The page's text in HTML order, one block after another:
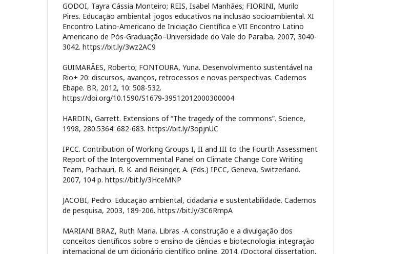
GODOI, Tayra Cássia Monteiro; REIS, Isabel Manhães; FIORINI, Murilo
Pires. Educação ambiental: jogos educativos na inclusão socioambiental. XI
Encontro Latino-Americano de Iniciação Científica e VII Encontro Latino
Americano de Pós-Graduação–Universidade do Vale do Paraíba, 2007, 3040-
3042. https://bit.ly/3wz2AC9
GUIMARÃES, Roberto; FONTOURA, Yuna. Desenvolvimento sustentável na
Rio+ 20: discursos, avanços, retrocessos e novas perspectivas. Cadernos
Ebape. BR, 2012, 10: 508-532.
https://doi.org/10.1590/S1679-39512012000300004
HARDIN, Garrett. Extensions of “The tragedy of the commons”. Science,
1998, 280.5364: 682-683. https://bit.ly/3opjnUC
IPCC. Contribution of Working Groups I, II and III to the Fourth Assessment
Report of the Intergovernmental Panel on Climate Change Core Writing
Team, Pachauri, R. K. and Reisinger, A. (Eds.) IPCC, Geneva, Switzerland.
2007, 104 p. https://bit.ly/3HceMNP
JACOBI, Pedro. Educação ambiental, cidadania e sustentabilidade. Cadernos
de pesquisa, 2003, 189-206. https://bit.ly/3C6RmpA
MARIANI BRAZ, Ruth Maria. Libras -A construção e a divulgação dos
conceitos científicos sobre o ensino de ciências e biotecnologia: integração
internacional de um dicionário científico online. 2014. (Doctoral dissertation,